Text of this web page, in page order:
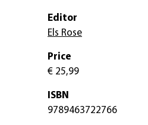
Editor
Els Rose
Price
€ 25,99
ISBN
9789463722766